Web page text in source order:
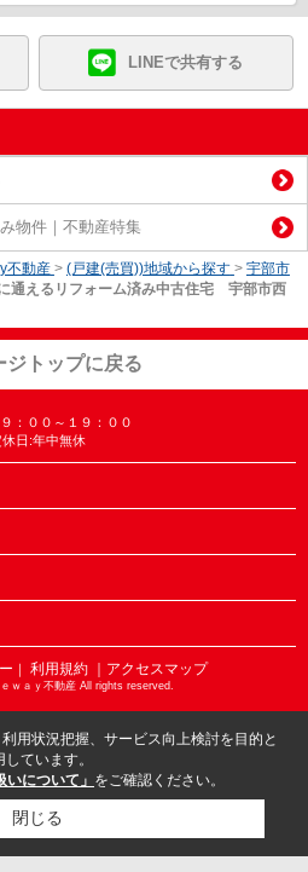
LINEで共有する
物件｜不動産特集
不動産 > (戸建(売買))地域から探す > 宇部市
通えるリフォーム済み中古住宅 宇部市西
ジトップに戻る
：００～１９：００
休日:年中無休
｜ 利用規約 ｜アクセスマップ
ｗａｙ不動産 All rights reserved.
用状況把握、サービス向上検討を目的と
ています。
いについて」 をご確認ください。
閉じる